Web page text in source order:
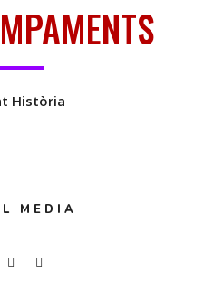
Història
MEDIA